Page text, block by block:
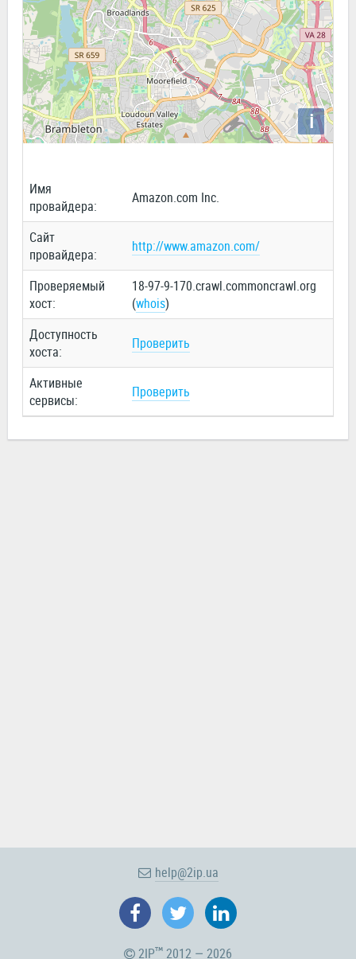
i
Имя
провайдера:
Amazon.com Inc.
Сайт
провайдера:
http://www.amazon.com/
Проверяемый
хост:
18-97-9-170.crawl.commoncrawl.org
(whois)
Доступность
хоста:
Проверить
Активные
сервисы:
Проверить
help@2ip.ua
2IP 2012 — 2026